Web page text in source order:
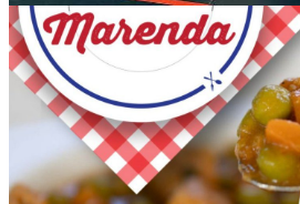
2771ca08-2f1e-4a90-87c3-b0667a35cb0f